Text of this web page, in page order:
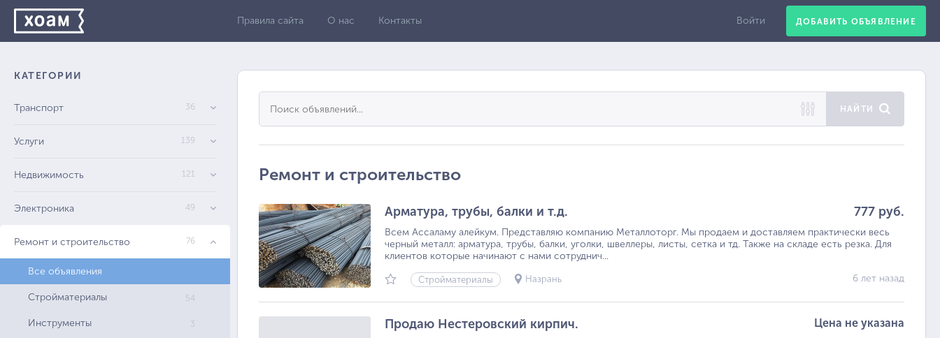
Правила сайта О нас Контакты ДОБАВИТЬ ОБЪЯВЛЕНИЕ
Войти
КАТЕГОРИИ
Транспорт 36
Услуги 139
Недвижимость 121
Электроника 49
Ремонт и строительство 76
Все объявления
54
Стройматериалы
3
Инструменты
НАЙТИ
Ремонт и строительство
Арматура, трубы, балки и т.д. 777 руб.
Всем Ассаламу алейкум. Представляю компанию Металлоторг. Мы продаем и доставляем практически весь
черный металл: арматура, трубы, балки, уголки, швеллеры, листы, сетка и тд. Также на складе есть резка. Для
клиентов которые начинают с нами сотруднич...
Стройматериалы Назрань 6 лет назад
Продаю Нестеровский кирпич. Цена не указана